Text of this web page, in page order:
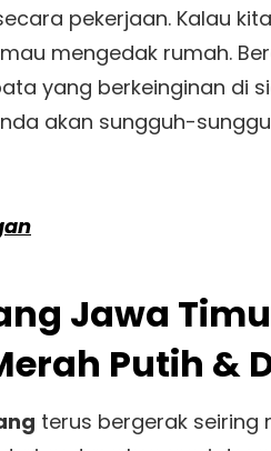
pekerjaan. Kalau
mengedak rumah.
yang berkeinginan di
akan sungguh-
Jawa
Putih &
terus bergerak seiring